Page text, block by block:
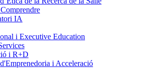
IA
i Executive Education
i R+D
i Acceleració